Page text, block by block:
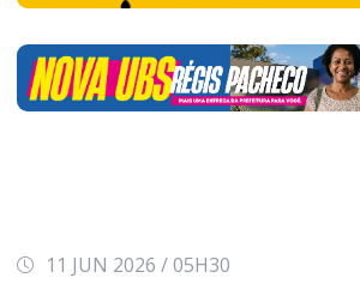
11 JUN 2026 / 05H30